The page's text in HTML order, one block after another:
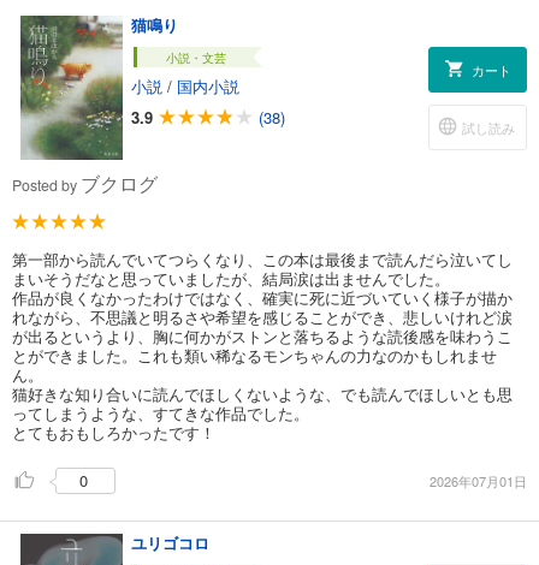
猫鳴り
小説・文芸
小説 / 国内小説
3.9
(38)
カート
試し読み
Posted by ブクログ
第一部から読んでいてつらくなり、この本は最後まで読んだら泣いてし
まいそうだなと思っていましたが、結局涙は出ませんでした。
作品が良くなかったわけではなく、確実に死に近づいていく様子が描か
れながら、不思議と明るさや希望を感じることができ、悲しいけれど涙
が出るというより、胸に何かがストンと落ちるような読後感を味わうこ
とができました。これも類い稀なるモンちゃんの力なのかもしれませ
ん。
猫好きな知り合いに読んでほしくないような、でも読んでほしいとも思
ってしまうような、すてきな作品でした。
とてもおもしろかったです！
0 2026年07月01日
ユリゴコロ